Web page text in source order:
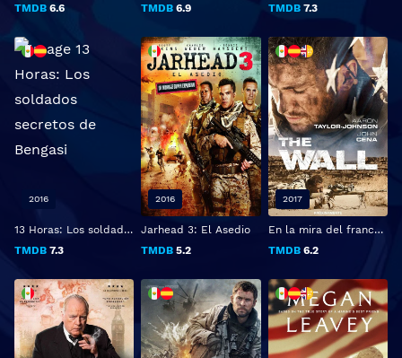
TMDB 6.6
TMDB 6.9
TMDB7.3
13 Horas: Los soldados secretos de Bengasi
TMDB 7.3
2016
Jarhead 3: El Asedio
TMDB 5.2
2016
En la mira del francotirador
TMDB6.2
2017